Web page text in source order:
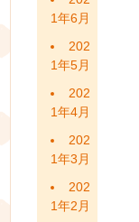
1年6月
202
1年5月
202
1年4月
202
1年3月
202
1年2月